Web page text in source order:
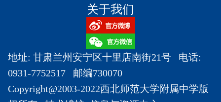
关于我们
地址: 甘肃兰州安宁区十里店南街21号 电话:
0931-7752517 邮编730070
Copyright@2003-2022西北师范大学附属中学版